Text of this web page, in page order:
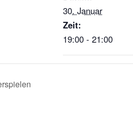
30. Januar
Zeit:
19:00 - 21:00